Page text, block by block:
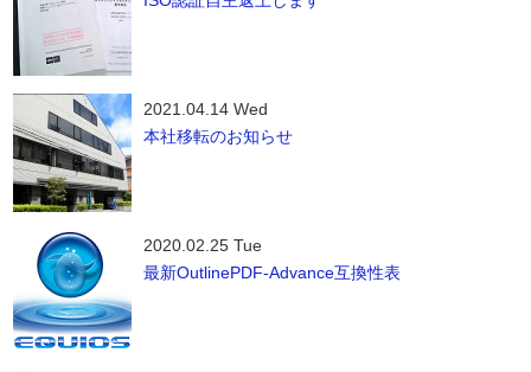
2021.04.14 Wed
本社移転のお知らせ
2020.02.25 Tue
最新OutlinePDF-Advance互換性表